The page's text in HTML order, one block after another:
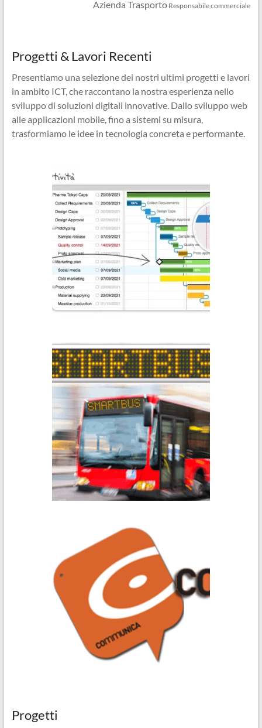
Azienda Trasporto Responsabile commerciale
Progetti & Lavori Recenti
Presentiamo una selezione dei nostri ultimi progetti e lavori
in ambito ICT, che raccontano la nostra esperienza nello
sviluppo di soluzioni digitali innovative. Dallo sviluppo web
alle applicazioni mobile, fino a sistemi su misura,
trasformiamo le idee in tecnologia concreta e performante.
Progetti